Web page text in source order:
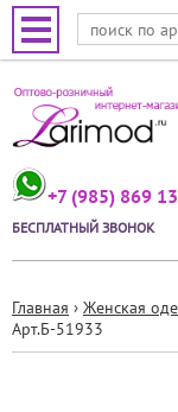
+7 (985) 869
БЕСПЛАТНЫЙ ЗВОНОК
Вы
Главная › Женская
Арт.Б-51933